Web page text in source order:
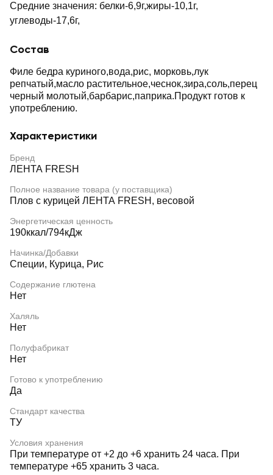
Средние значения: белки-6,9г,жиры-10,1г,
углеводы-17,6г,
Состав
Филе бедра куриного,вода,рис, морковь,лук
репчатый,масло растительное,чеснок,зира,соль,перец
черный молотый,барбарис,паприка.Продукт готов к
употреблению.
Характеристики
Бренд
ЛЕНТА FRESH
Полное название товара (у поставщика)
Плов с курицей ЛЕНТА FRESH, весовой
Энергетическая ценность
190ккал/794кДж
Начинка/Добавки
Специи, Курица, Рис
Содержание глютена
Нет
Халяль
Нет
Полуфабрикат
Нет
Готово к употреблению
Да
Стандарт качества
ТУ
Условия хранения
При температуре от +2 до +6 хранить 24 часа. При
температуре +65 хранить 3 часа.